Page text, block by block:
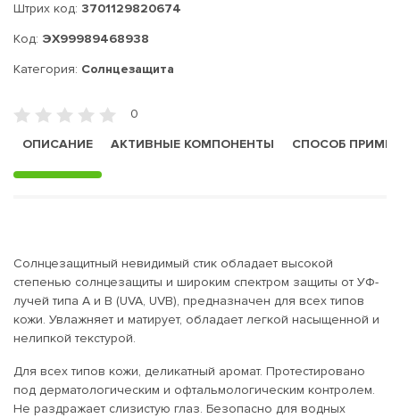
Штрих код: 3701129820674
Код: ЭХ99989468938
Категория: Солнцезащита
0
ОПИСАНИЕ
АКТИВНЫЕ КОМПОНЕНТЫ СПОСОБ
Солнцезащитный невидимый стик обладает высокой
степенью солнцезащиты и широким спектром защиты от УФ-
лучей типа А и В (UVA, UVB), предназначен для всех типов
кожи. Увлажняет и матирует, обладает легкой насыщенной и
нелипкой текстурой.
Для всех типов кожи, деликатный аромат. Протестировано
под дерматологическим и офтальмологическим контролем.
Не раздражает слизистую глаз. Безопасно для водных